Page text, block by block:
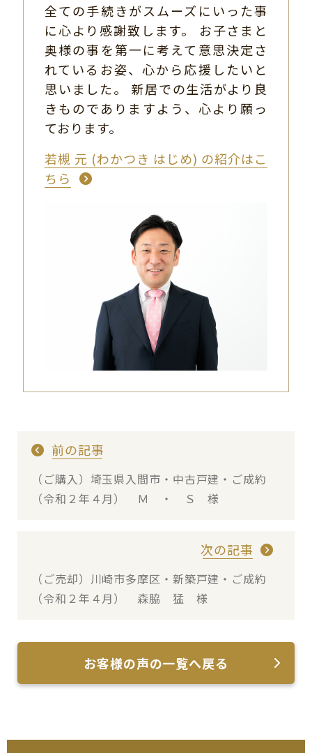
全ての手続きがスムーズにいった事
に心より感謝致します。 お子さまと
奥様の事を第一に考えて意思決定さ
れているお姿、心から応援したいと
思いました。 新居での生活がより良
きものでありますよう、心より願っ
ております。
若槻 元 (わかつき はじめ) の紹介はこ
ちら
前の記事
（ご購入）埼玉県入間市・中古戸建・ご成約
（令和２年４月） Ｍ ・ Ｓ 様
次の記事
（ご売却）川崎市多摩区・新築戸建・ご成約
（令和２年４月） 森脇 猛 様
お客様の声の一覧へ戻る